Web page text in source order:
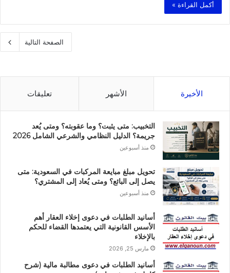
أكمل القراءة »
الصفحة التالية
الأخيرة الأشهر تعليقات
التخبيب: متى يثبت؟ وما عقوبته؟ ومتى يُعد
جريمة؟ الدليل النظامي والشرعي الشامل 2026
منذ أسبوعين
تحويل مبلغ مبايعة المركبات في السعودية: متى
يصل إلى البائع؟ ومتى يُعاد إلى المشتري؟
منذ أسبوعين
أسانيد الطلبات في دعوى إخلاء العقار أهم
الأسس القانونية التي يعتمدها القضاء للحكم
بالإخلاء
مارس 25, 2026
أسانيد الطلبات في دعوى مطالبة مالية (شرح